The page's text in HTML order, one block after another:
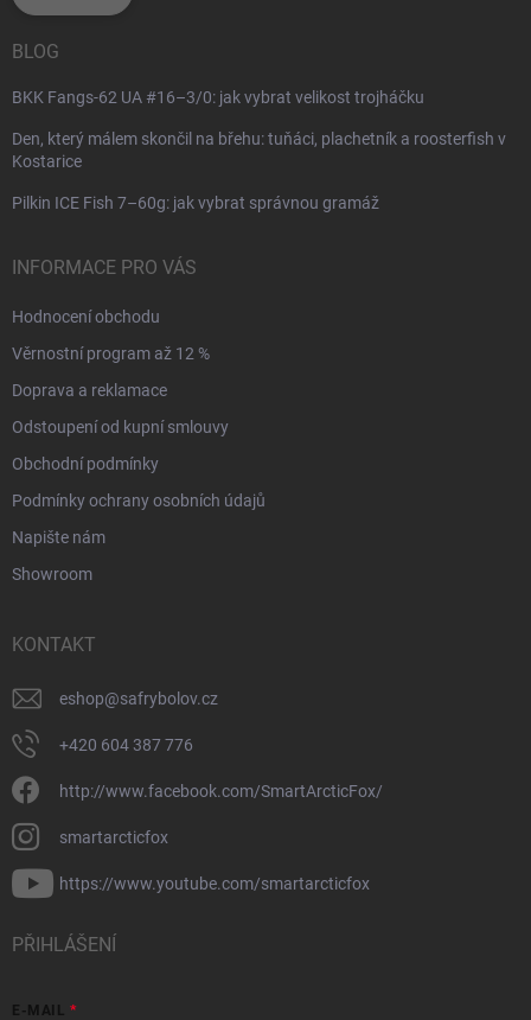
BLOG
BKK Fangs-62 UA #16–3/0: jak vybrat velikost trojháčku
Den, který málem skončil na břehu: tuňáci, plachetník a roosterfish v
Kostarice
Pilkin ICE Fish 7–60g: jak vybrat správnou gramáž
INFORMACE PRO VÁS
Hodnocení obchodu
Věrnostní program až 12 %
Doprava a reklamace
Odstoupení od kupní smlouvy
Obchodní podmínky
Podmínky ochrany osobních údajů
Napište nám
Showroom
KONTAKT
eshop@safrybolov.cz
+420 604 387 776
http://www.facebook.com/SmartArcticFox/
smartarcticfox
https://www.youtube.com/smartarcticfox
PŘIHLÁŠENÍ
E-MAIL